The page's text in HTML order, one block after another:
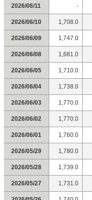
2026/06/11 -
2026/06/10 1,708.0
2026/06/09 1,747.0
2026/06/08 1,681.0
2026/06/05 1,710.0
2026/06/04 1,738.0
2026/06/03 1,770.0
2026/06/02 1,770.0
2026/06/01 1,760.0
2026/05/29 1,780.0
2026/05/28 1,739.0
2026/05/27 1,731.0